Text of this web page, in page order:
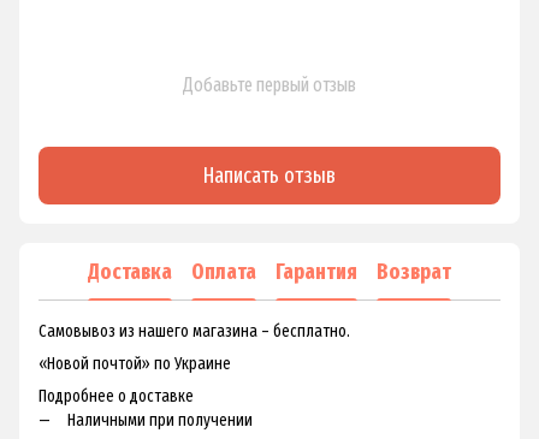
Добавьте первый отзыв
Написать отзыв
Доставка Оплата Гарантия Возврат
Самовывоз из нашего магазина – бесплатно.
«Новой почтой» по Украине
Подробнее о доставке
Наличными при получении